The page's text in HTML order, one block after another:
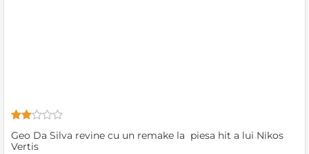
Geo Da Silva revine cu un remake la piesa hit a lui Nikos
Vertis